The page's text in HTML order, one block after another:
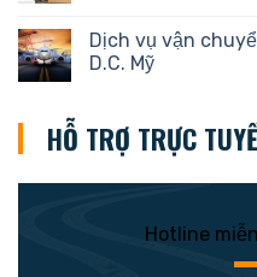
Dịch vụ vận
D.C. Mỹ
HỖ TRỢ TRỰC
Hotline